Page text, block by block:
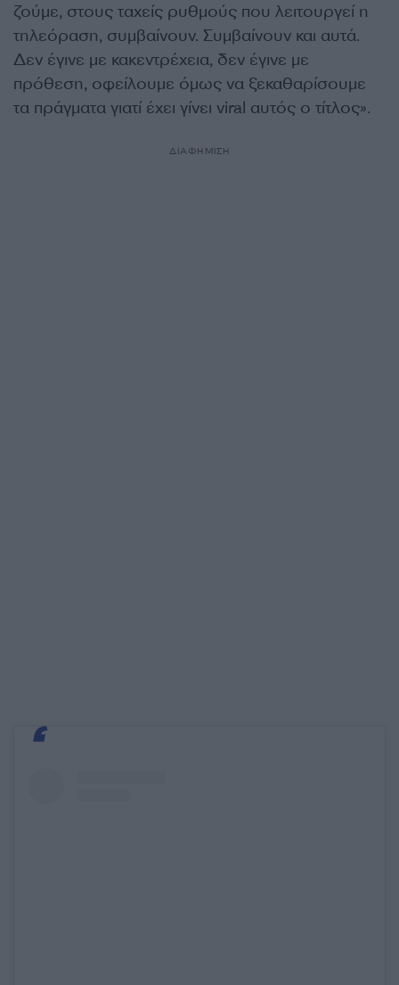
ζούμε, στους ταχείς ρυθμούς που λειτουργεί η
τηλεόραση, συμβαίνουν. Συμβαίνουν και αυτά.
Δεν έγινε με κακεντρέχεια, δεν έγινε με
πρόθεση, οφείλουμε όμως να ξεκαθαρίσουμε
τα πράγματα γιατί έχει γίνει viral αυτός ο τίτλος».
ΔΙΑΦΗΜΙΣΗ